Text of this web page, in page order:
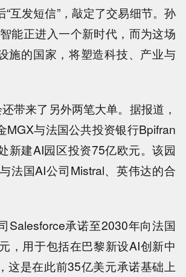
“互发短信”，敲定了交易细节。孙
能正进入一个新时代，而为这场
施的国家，将塑造科技、产业与
还带来了另外两笔大单。据报道，
MGX与法国公共投资银行Bpifran
新建AI园区投资75亿欧元。该园
法国AI公司Mistral、英伟达的合
Salesforce承诺至2030年向法国
，用于包括在巴黎新设AI创新中
这是在此前35亿美元承诺基础上